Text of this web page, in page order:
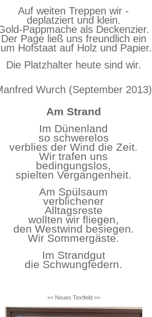
Auf weiten Treppen wir -
deplatziert und klein.
Pappmache als Deckenzier.
Der Page ließ uns freundlich ein
Hofstaat auf Holz und Papier.
Die Platzhalter heute sind wir.
Wurch (September 2013)
Am Strand
Im Dünenland
so schwerelos
verblies der Wind die Zeit.
Wir trafen uns
bedingungslos,
spielten Vergangenheit.
Am Spülsaum
verblichener
Alltagsreste
wollten wir fliegen,
den Westwind besiegen.
Wir Sommergäste.
Im Strandgut
die Schwungfedern.
<< Neues Textfeld >>